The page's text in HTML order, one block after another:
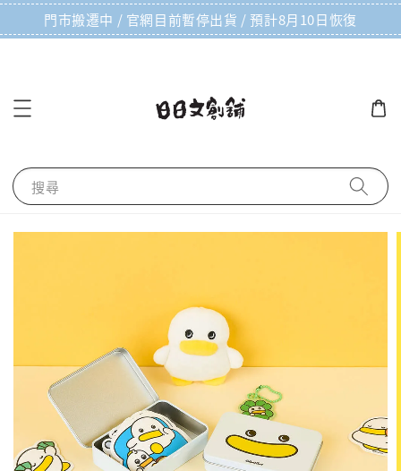
門市搬遷中 / 官網目前暫停出貨 / 預計8月10日恢復
搜尋